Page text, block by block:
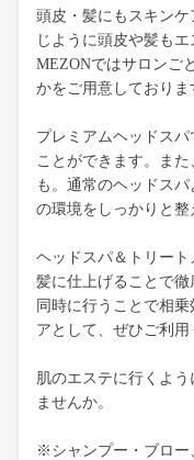
頭皮・髪にもスキン
じように頭皮や髪もエ
MEZONではサロンご
かをご用意しておりま
プレミアムヘッドス
ことができます。ま
も。通常のヘッドス
の環境をしっかりと整
ヘッドスパ＆トリー
髪に仕上げることで
同時に行うことで相
アとして、ぜひご利用
肌のエステに行くよ
ませんか。
※シャンプー・ブロー